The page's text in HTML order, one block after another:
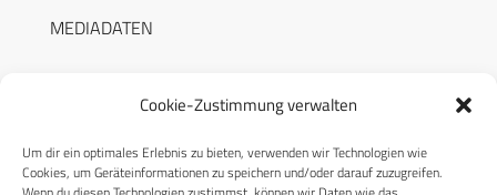
Cookie-Zustimmung verwalten
Um dir ein optimales Erlebnis zu bieten, verwenden wir Technologien wie
Cookies, um Geräteinformationen zu speichern und/oder darauf zuzugreifen.
MEDIADATEN
RECHTLICHES